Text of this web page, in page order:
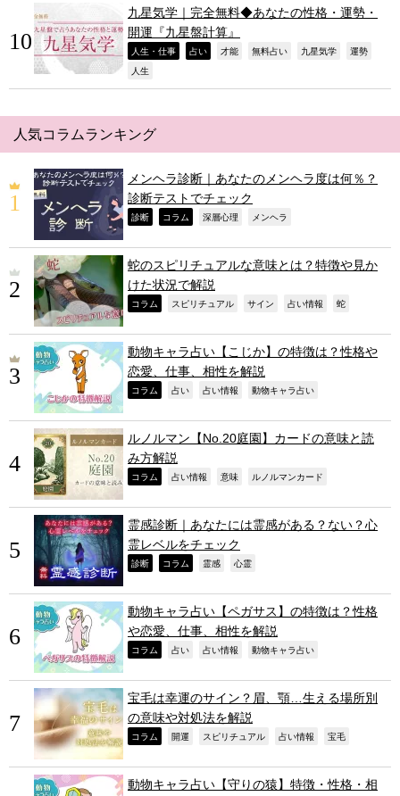
九星気学｜完全無料◆あなたの性格・運勢・
開運『九星盤計算』
人生・仕事 占い 才能 無料占い 九星気学 運勢
人生
人気コラムランキング
メンヘラ診断｜あなたのメンヘラ度は何％？
診断テストでチェック
診断 コラム 深層心理 メンヘラ
蛇のスピリチュアルな意味とは？特徴や見か
けた状況で解説
コラム スピリチュアル サイン 占い情報 蛇
動物キャラ占い【こじか】の特徴は？性格や
恋愛、仕事、相性を解説
コラム 占い 占い情報 動物キャラ占い
ルノルマン【No.20庭園】カードの意味と読
み方解説
コラム 占い情報 意味 ルノルマンカード
霊感診断｜あなたには霊感がある？ない？心
霊レベルをチェック
診断 コラム 霊感 心霊
動物キャラ占い【ペガサス】の特徴は？性格
や恋愛、仕事、相性を解説
コラム 占い 占い情報 動物キャラ占い
宝毛は幸運のサイン？眉、顎…生える場所別
の意味や対処法を解説
コラム 開運 スピリチュアル 占い情報 宝毛
動物キャラ占い【守りの猿】特徴・性格・相